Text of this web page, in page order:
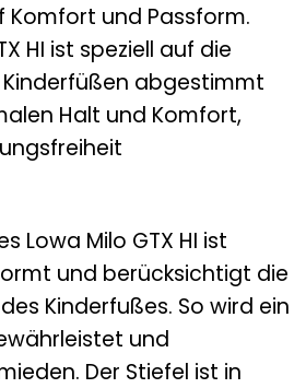
und Passform.
HI ist speziell auf die
abgestimmt
Halt und Komfort,
Lowa Milo GTX HI ist
und berücksichtigt die
Kinderfußes. So wird ein
und
Der Stiefel ist in